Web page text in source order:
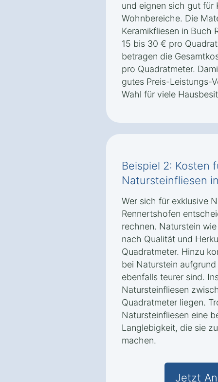
und eignen sich gut für
Wohnbereiche. Die
Keramikfliesen in Buch
15 bis 30 € pro
betragen die
pro Quadratmeter.
gutes Preis-Leistungs-
Wahl für viele
Beispiel 2: Kosten
Natursteinfliesen
Wer sich für exklusive
Rennertshofen
rechnen. Naturstein
nach Qualität und
Quadratmeter. Hinzu
bei Naturstein
ebenfalls teurer sind.
Natursteinfliesen
Quadratmeter liegen.
Natursteinfliesen eine
Langlebigkeit, die sie
machen.
Jetzt